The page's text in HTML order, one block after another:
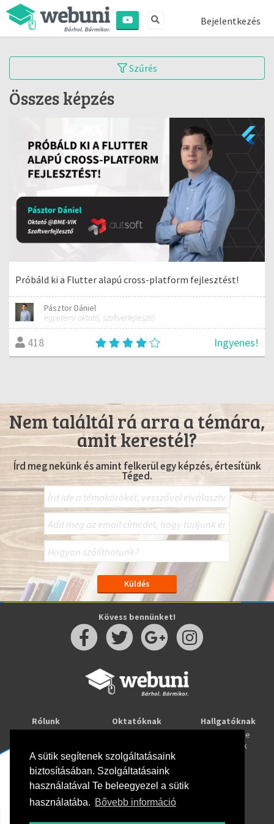
A sütik segítenek szolgáltatásaink
biztosításában. Szolgáltatásaink
használatával Te beleegyezel a sütik
használatába. Bővebb információ
Bejelentkezés
Szűrés
Összes képzés
Próbáld ki a Flutter alapú cross-platform fejlesztést!
Pásztor Dániel
egyetemi oktató, szoftverfejlesztő
418 Ingyenes!
Nem találtál rá arra a témára,
amit kerestél?
Írd meg nekünk és amint felkerül egy képzés, értesítünk
Téged.
Kövess bennünket!
Rólunk
Oktatóknak
Webuni Stúdió
Hallgatóknak
Tanulj online
Képzések
Info
Adatkezelési tájékoztató
ÁSZF
Hirlevél adatkezelési tájékoztató
GYIK